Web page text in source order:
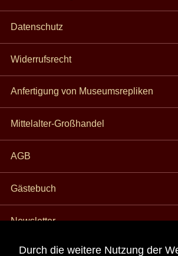
Durch die weitere Nutzung der
Datenschutz
Widerrufsrecht
Anfertigung von Museumsrepliken
Mittelalter-Großhandel
AGB
Gästebuch
Newsletter